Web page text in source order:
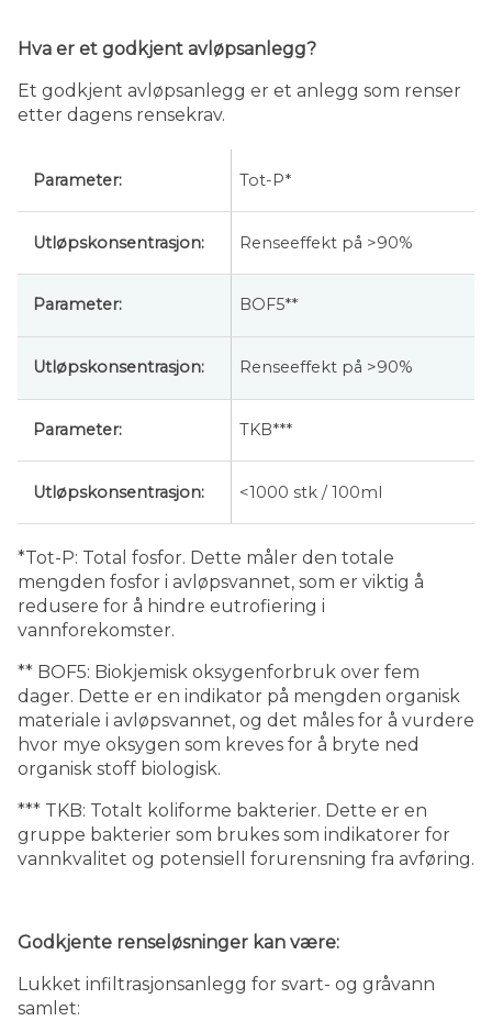
Hva er et godkjent avløpsanlegg?
Et godkjent avløpsanlegg er et anlegg som renser
etter dagens rensekrav.
Parameter:
Utløpskonsentrasjon:
Tot-P*
Renseeffekt på >90%
BOF5**
Renseeffekt på >90%
TKB***
<1000 stk / 100ml
*Tot-P: Total fosfor. Dette måler den totale
mengden fosfor i avløpsvannet, som er viktig å
redusere for å hindre eutrofiering i
vannforekomster.
** BOF5: Biokjemisk oksygenforbruk over fem
dager. Dette er en indikator på mengden organisk
materiale i avløpsvannet, og det måles for å vurdere
hvor mye oksygen som kreves for å bryte ned
organisk stoff biologisk.
*** TKB: Totalt koliforme bakterier. Dette er en
gruppe bakterier som brukes som indikatorer for
vannkvalitet og potensiell forurensning fra avføring.
Godkjente renseløsninger kan være:
Lukket infiltrasjonsanlegg for svart- og gråvann
samlet: